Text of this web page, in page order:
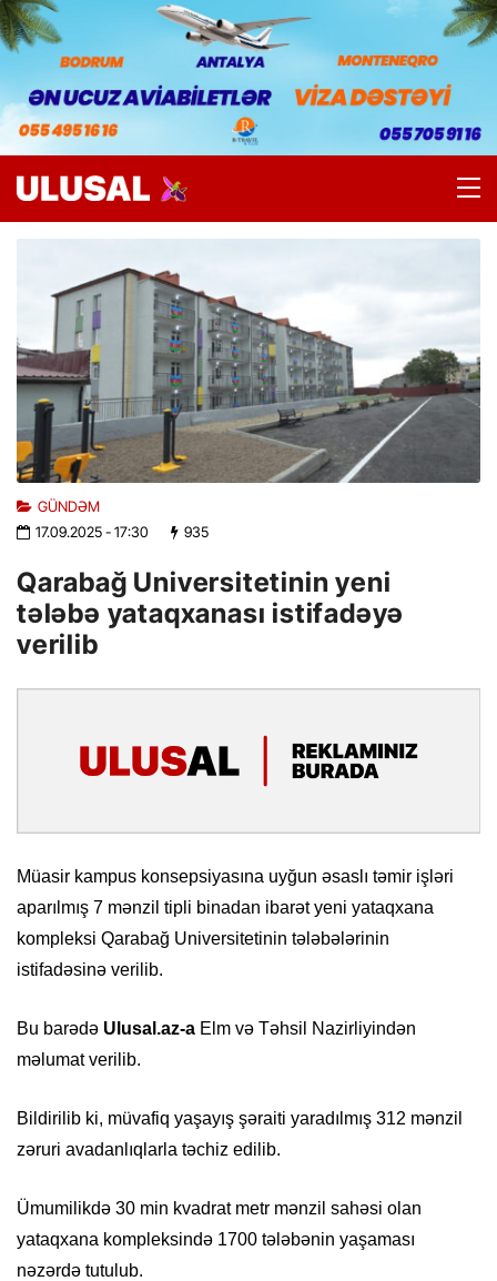
GÜNDƏM
17.09.2025- 17:30 935
Qarabağ Universitetinin yeni
tələbə yataqxanası istifadəyə
verilib
Müasir kampus konsepsiyasına uyğun əsaslı təmir işləri
aparılmış 7 mənzil tipli binadan ibarət yeni yataqxana
kompleksi Qarabağ Universitetinin tələbələrinin
istifadəsinə verilib.
Bu barədə Ulusal.az-a Elm və Təhsil Nazirliyindən
məlumat verilib.
Bildirilib ki, müvafiq yaşayış şəraiti yaradılmış 312 mənzil
zəruri avadanlıqlarla təchiz edilib.
Ümumilikdə 30 min kvadrat metr mənzil sahəsi olan
yataqxana kompleksində 1700 tələbənin yaşaması
nəzərdə tutulub.